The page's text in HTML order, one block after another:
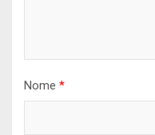
Nome *